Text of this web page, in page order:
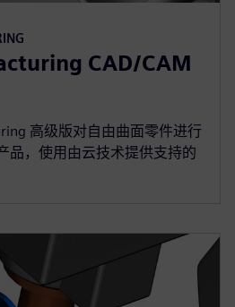
CAD/CAM
高级版对自由曲面零件进行
品，使用由云技术提供支持的